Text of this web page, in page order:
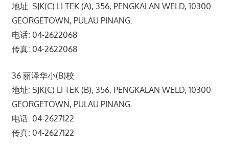
地址: SJK(C) LI TEK (A), 356, PENGKALAN WELD, 10300
GEORGETOWN, PULAU PINANG.
电话: 04-2622068
传真: 04-2622068
36 丽泽华小(B)校
地址: SJK(C) LI TEK (B), 356, PENGKALAN WELD, 10300
GEORGETOWN, PULAU PINANG.
电话: 04-2627122
传真: 04-2627122